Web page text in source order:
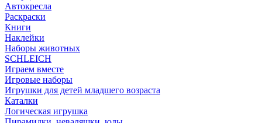
Автокресла
Раскраски
Книги
Наклейки
Наборы животных
SCHLEICH
Играем вместе
Игровые наборы
Игрушки для детей младшего возраста
Каталки
Логическая игрушка